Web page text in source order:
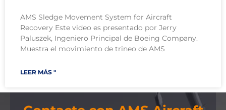
AMS Sledge Movement System for Aircraft
Recovery Este video es presentado por Jerry
Paluszek, Ingeniero Principal de Boeing Company.
Muestra el movimiento de trineo de AMS
LEER MÁS "